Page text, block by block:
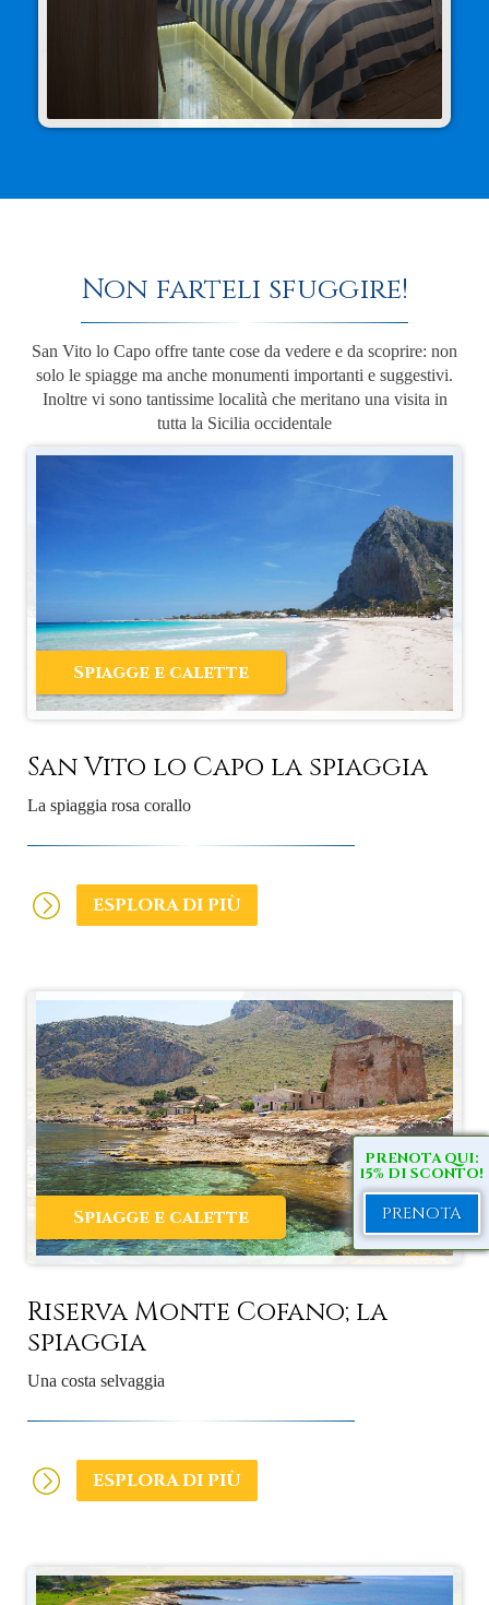
Non farteli sfuggire!
San Vito lo Capo offre tante cose da vedere e da scoprire: non
solo le spiagge ma anche monumenti importanti e suggestivi.
Inoltre vi sono tantissime località che meritano una visita in
tutta la Sicilia occidentale
Spiagge e calette
San Vito lo Capo la spiaggia
La spiaggia rosa corallo
ESPLORA DI PIÙ
Spiagge e calette
Riserva Monte Cofano; la
spiaggia
Una costa selvaggia
ESPLORA DI PIÙ
PRENOTA QUI:
15% DI SCONTO!
PRENOTA